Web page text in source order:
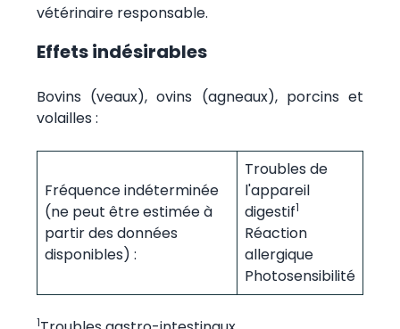
vétérinaire responsable.
Effets indésirables
Bovins (veaux), ovins (agneaux), porcins et
volailles :
Fréquence indéterminée
(ne peut être estimée à
partir des données
disponibles) :
Troubles de
l'appareil
digestif1
Réaction
allergique
Photosensibilité
1